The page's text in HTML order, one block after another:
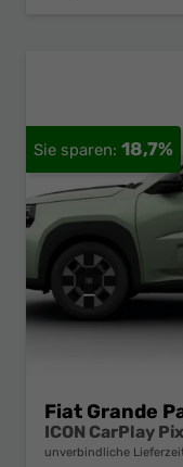
18,7%
Fiat Grande
ICON CarPlay
unverbindliche